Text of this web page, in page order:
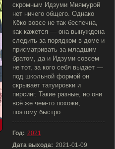
скромным Идзуми Миямурой
нет ничего общего. Однако
Кёко вовсе не так беспечна,
как кажется — она вынуждена
следить за порядком в доме и
присматривать за младшим
братом, да и Идзуми совсем
не тот, за кого себя выдает —
под школьной формой он
скрывает татуировки и
пирсинг. Такие разные, но они
всё же чем-то похожи,
поэтому быстро
Год: 2021
Дата выхода: 2021-01-09